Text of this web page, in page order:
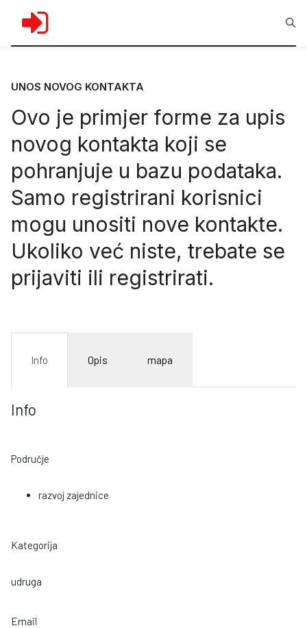
UNOS NOVOG KONTAKTA
Ovo je primjer forme za upis
novog kontakta koji se
pohranjuje u bazu podataka.
Samo registrirani korisnici
mogu unositi nove kontakte.
Ukoliko već niste, trebate se
prijaviti ili registrirati.
Info Opis mapa
Info
Područje
razvoj zajednice
Kategorija
udruga
Email